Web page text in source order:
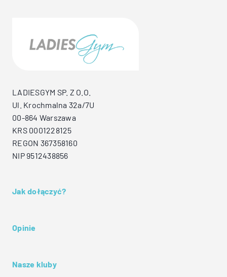
LADIESGYM SP. Z O.O.
Ul. Krochmalna 32a/7U
00-864 Warszawa
KRS 0001228125
REGON 367358160
NIP 9512438856
Jak dołączyć?
Opinie
Nasze kluby